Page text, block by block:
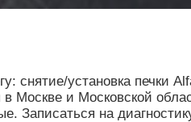
снятие/установка печки
и Московской
Записаться на